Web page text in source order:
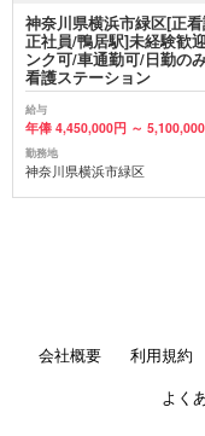
神奈川県横浜市緑区[正
正社員/鴨居駅]未経験歓
ンク可/車通勤可/日勤の
看護ステーション
給与
年俸 4,450,000円 ～
勤務地
神奈川県横浜市緑区
会社概要 利用規約
よく